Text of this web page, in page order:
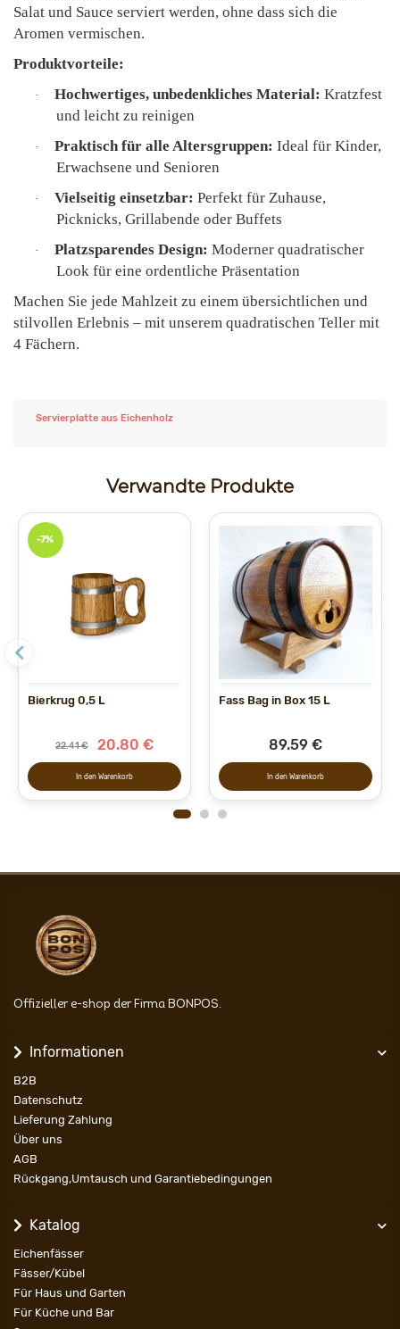
Salat und Sauce serviert werden, ohne dass sich die
Aromen vermischen.
Produktvorteile:
· Hochwertiges, unbedenkliches Material: Kratzfest
und leicht zu reinigen
· Praktisch für alle Altersgruppen: Ideal für Kinder,
Erwachsene und Senioren
· Vielseitig einsetzbar: Perfekt für Zuhause,
Picknicks, Grillabende oder Buffets
· Platzsparendes Design: Moderner quadratischer
Look für eine ordentliche Präsentation
Machen Sie jede Mahlzeit zu einem übersichtlichen und
stilvollen Erlebnis – mit unserem quadratischen Teller mit
4 Fächern.
Servierplatte aus Eichenholz
Verwandte Produkte
-7%
Bierkrug 0,5 L
22.41 € 20.80 €
In den Warenkorb
Fass Bag in Box 15 L
89.59 €
In den Warenkorb
Offizieller e-shop der Firma BONPOS.
Informationen
B2B
Datenschutz
Lieferung Zahlung
Über uns
AGB
Rückgang,Umtausch und Garantiebedingungen
Katalog
Eichenfässer
Fässer/Kübel
Für Haus und Garten
Für Küche und Bar